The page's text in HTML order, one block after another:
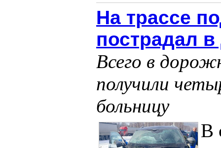
На трассе
пострадал
Всего в
получили
больницу
В